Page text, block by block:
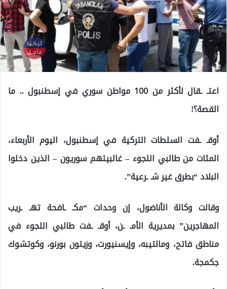
اعتـ ـقال لأكثر من 100 مواطن سوري في إسطنبول .. ما
القصة؟!
أوقـ ـفت السلطات التركية في إسطنبول، اليوم الأربعاء،
المئات من طالبي اللجوء – غالبيتهم سوريون – الذين دخلوا
البلاد “بطرق غير شـ ـرعية”.
وقالت وكالة الأناضول، إن وحدات “مكـ ـافحة تهـ ـريب
المهاجرين” بمديرية الأمـ ـن، أوقـ ـفت طالبي اللجوء في
مناطق فاتح، ومالتيبه، وإيسنيورت، وزيتون بورنو، وكوتشوك
جكمجة.